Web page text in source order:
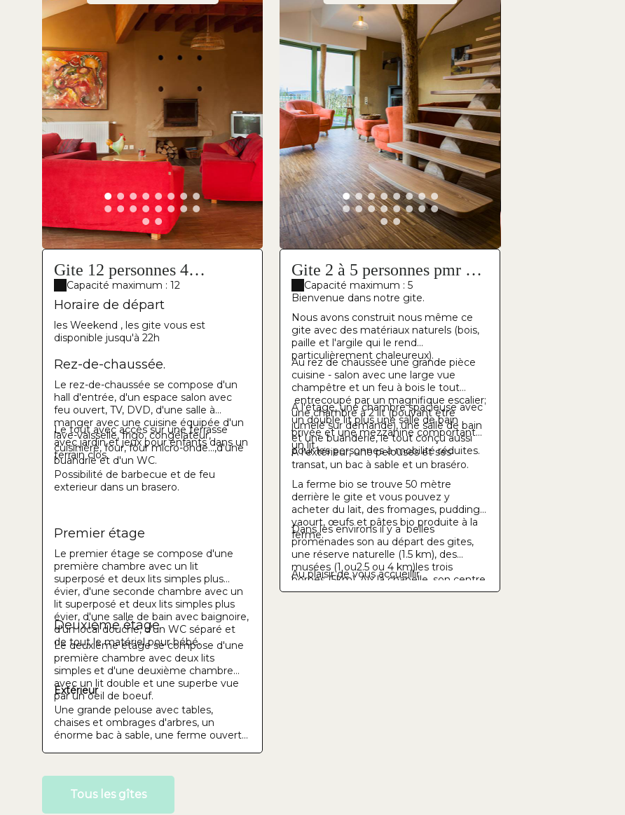
Gite 12 personnes 4
chambres
Capacité maximum : 12
Horaire de départ
les Weekend , les gite vous est
disponible jusqu'à 22h
Rez-de-chaussée.
Le rez-de-chaussée se compose d'un
hall d'entrée, d'un espace salon avec
feu ouvert, TV, DVD, d'une salle à
manger avec une cuisine équipée d'un
lave-vaisselle, frigo, congélateur,
cuisinière, four, four micro-onde...,d'une
buandrie et d'un WC.
Le tout avec accès sur une terrasse
avec jardin et jeux pour enfants dans un
terrain clos.
Possibilité de barbecue et de feu
exterieur dans un brasero.
Premier étage
Le premier étage se compose d'une
première chambre avec un lit
superposé et deux lits simples plus
évier, d'une seconde chambre avec un
lit superposé et deux lits simples plus
évier, d'une salle de bain avec baignoire,
d'un local douche, d'un WC séparé et
de tout le matériel pour bébé.
Deuxième étage
Le deuxième étage se compose d'une
première chambre avec deux lits
simples et d'une deuxième chambre
avec un lit double et une superbe vue
par un oeil de boeuf.
Extérieur
Une grande pelouse avec tables,
chaises et ombrages d'arbres, un
énorme bac à sable, une ferme ouverte
Gite 2 à 5 personnes pmr 2
chambres + mezanine
Capacité maximum : 5
Bienvenue dans notre gite.
Nous avons construit nous même ce
gite avec des matériaux naturels (bois,
paille et l'argile qui le rend
particulièrement chaleureux).
Au rez de chaussée une grande pièce
cuisine - salon avec une large vue
champêtre et un feu à bois le tout
entrecoupé par un magnifique escalier;
une chambre à 2 lit (pouvant être
jumelé sur demande), une salle de bain
et une buanderie, le tout conçu aussi
pour les personnes à mobilité réduites.
A l'étage, une chambre spacieuse avec
un double lit plus une salle de bain
privée et une mezzanine comportant
un lit.
A l'extérieur, une pelouses et ses
transat, un bac à sable et un braséro.
La ferme bio se trouve 50 mètre
derrière le gite et vous pouvez y
acheter du lait, des fromages, puddings,
yaourt, œufs et pâtes bio produite à la
ferme.
Dans les environs il y a belles
promenades son au départ des gites,
une réserve naturelle (1.5 km), des
musées (1 ou2.5 ou 4 km)les trois
bornes (5km), Aix la chapelle, son centre
historique et ses magnifiques termes
Au plaisir de vous accueillir
Tous les gîtes